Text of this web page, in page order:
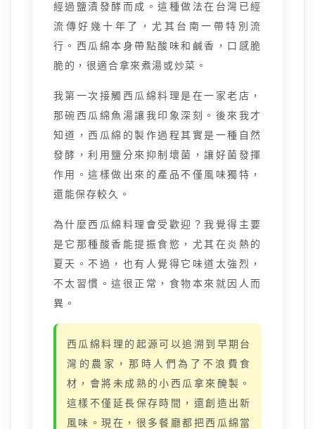
經過鹽漬發酵而成。這種做法在台灣已經
流傳好幾十年了，尤其台南一帶特別流
行。西瓜綿本身帶點酸味和鹹香，口感脆
脆的，很適合拿來煮湯或炒菜。
我第一次接觸西瓜綿料理是在一家老店，
那碗西瓜綿魚湯讓我印象深刻。後來我才
知道，西瓜綿的製作過程其實是一種自然
發酵，利用鹽分來抑制壞菌，讓好菌發揮
作用。這樣做出來的產品不僅風味獨特，
還能保存較久。
為什麼西瓜綿料理會受歡迎？我覺得主要
是它那種酸香能提振食慾，尤其在炎熱的
夏天。不過，也有人覺得它味道太強烈，
不太習慣。這很正常，食物本來就因人而
異。
西瓜綿料理的起源可以追溯到早期台
灣的農家，那時人們為了不浪費食
材，會將未成熟的小西瓜拿來醃製。
這樣不僅延長保存時間，還創造出新
風味。現在，很多餐廳都把西瓜綿當